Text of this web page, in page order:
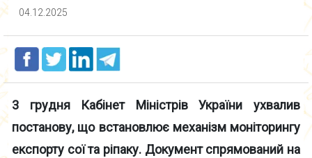
04.12.2025
3 грудня Кабінет Міністрів України ухвалив
постанову, що встановлює механізм моніторингу
експорту сої та ріпаку. Документ спрямований на